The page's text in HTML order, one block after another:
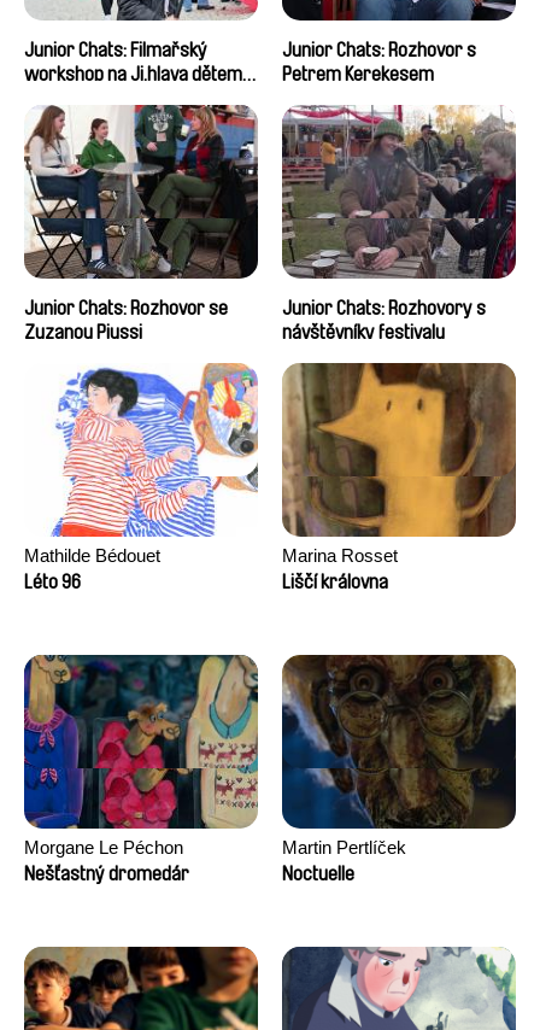
Junior Chats: Filmařský
workshop na Ji.hlava dětem
Junior Chats: Rozhovor s
Petrem Kerekesem
Junior Chats: Rozhovor se
Zuzanou Piussi
Junior Chats: Rozhovory s
návštěvníky festivalu
Mathilde Bédouet
Léto 96
Marina Rosset
Liščí královna
Morgane Le Péchon
Nešťastný dromedár
Martin Pertlíček
Noctuelle